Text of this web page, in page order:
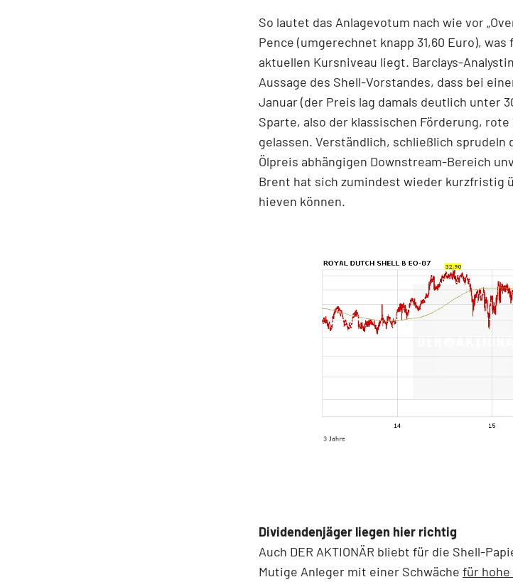
So lautet das Anlagevotum nach wie vor
Pence (umgerechnet knapp 31,60 Euro),
aktuellen Kursniveau liegt. Barclays-
Aussage des Shell-Vorstandes, dass bei
Januar (der Preis lag damals deutlich unter
Sparte, also der klassischen Förderung,
gelassen. Verständlich, schließlich sprudeln
Ölpreis abhängigen Downstream-Bereich
Brent hat sich zumindest wieder kurzfristig
hieven können.
Dividendenjäger liegen hier richtig
Auch DER AKTIONÄR bliebt für die Shell-
Mutige Anleger mit einer Schwäche für